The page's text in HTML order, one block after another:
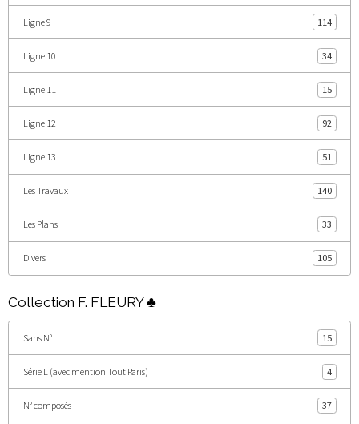
Ligne 9 114
Ligne 10 34
Ligne 11 15
Ligne 12 92
Ligne 13 51
Les Travaux 140
Les Plans 33
Divers 105
Collection F. FLEURY ♣
Sans N° 15
Série L (avec mention Tout Paris) 4
N° composés 37